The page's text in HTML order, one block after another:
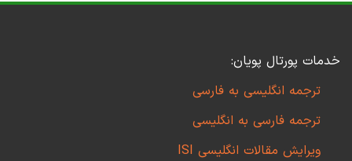
خدمات پورتال پویان:
ترجمه انگلیسی به فارسی
ترجمه فارسی به انگلیسی
ویرایش مقالات انگلیسی ISI